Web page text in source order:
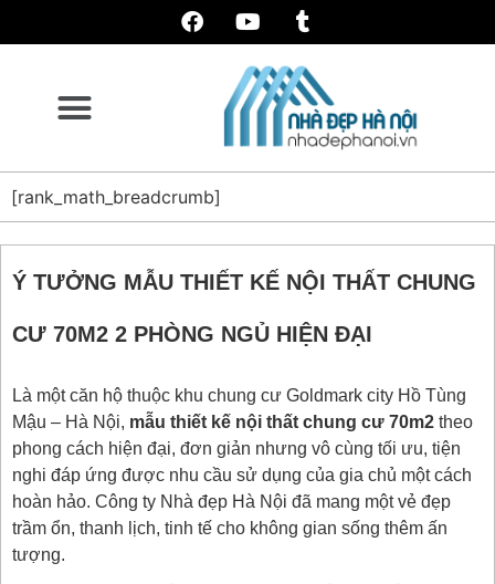
[rank_math_breadcrumb]
Ý TƯỞNG MẪU THIẾT KẾ NỘI THẤT CHUNG
CƯ 70M2 2 PHÒNG NGỦ HIỆN ĐẠI
Là một căn hộ thuộc khu chung cư Goldmark city Hồ Tùng
Mậu – Hà Nội, mẫu thiết kế nội thất chung cư 70m2 theo
phong cách hiện đại, đơn giản nhưng vô cùng tối ưu, tiện
nghi đáp ứng được nhu cầu sử dụng của gia chủ một cách
hoàn hảo. Công ty Nhà đẹp Hà Nội đã mang một vẻ đẹp
trầm ổn, thanh lịch, tinh tế cho không gian sống thêm ấn
tượng.